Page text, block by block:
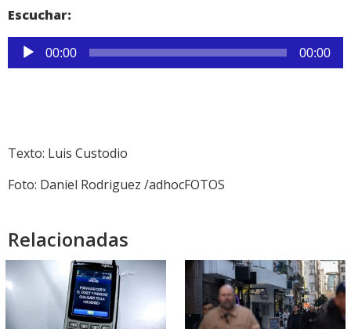
Escuchar:
Reproductor
de
00:00 00:00
Texto: Luis Custodio
Foto: Daniel Rodriguez /adhocFOTOS
Relacionadas